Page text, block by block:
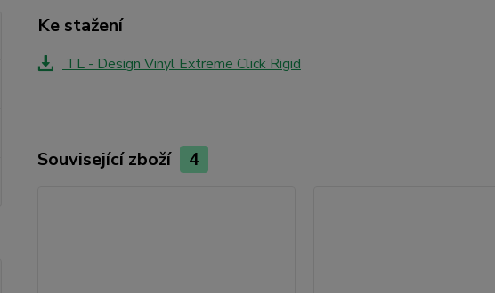
Ke stažení
TL - Design Vinyl Extreme Click Rigid
Související zboží 4